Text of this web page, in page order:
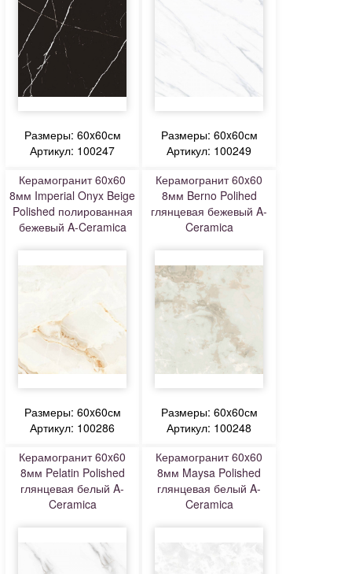
Размеры: 60x60см
Артикул: 100247
Размеры: 60x60см
Артикул: 100249
Керамогранит 60x60
8мм Imperial Onyx Beige
Polished полированная
бежевый A-Ceramica
Размеры: 60x60см
Артикул: 100286
Керамогранит 60x60
8мм Berno Polihed
глянцевая бежевый A-
Ceramica
Размеры: 60x60см
Артикул: 100248
Керамогранит 60x60
8мм Pelatin Polished
глянцевая белый A-
Ceramica
Керамогранит 60x60
8мм Maysa Polished
глянцевая белый A-
Ceramica